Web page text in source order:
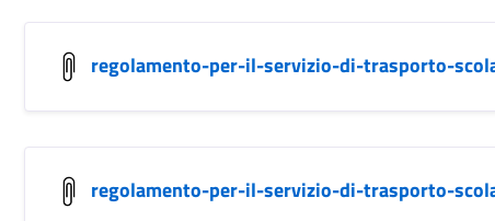
regolamento-per-il-servizio-di-trasporto-
regolamento-per-il-servizio-di-trasporto-